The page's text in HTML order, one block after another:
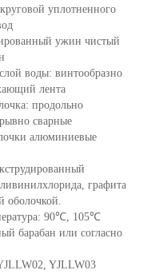
уплотненного
ужин чистый
воды: винтообразно
лента
продольно
сварные
алюминиевые
графита
оболочкой.
90℃, 105℃
барабан или согласно
YJLLW03